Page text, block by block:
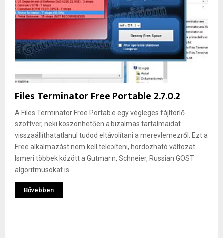
Files Terminator Free Portable 2.7.0.2
A Files Terminator Free Portable egy végleges fájltörlő
szoftver, neki köszönhetően a bizalmas tartalmaidat
visszaállíthatatlanul tudod eltávolítani a merevlemezről. Ezt a
Free alkalmazást nem kell telepíteni, hordozható változat.
Ismeri többek között a Gutmann, Schneier, Russian GOST
algoritmusokat is....
Bővebben